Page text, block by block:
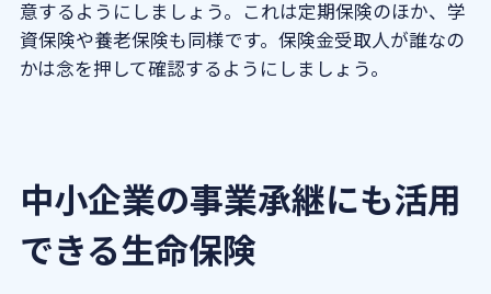
意するようにしましょう。これは定期保険のほか、学
資保険や養老保険も同様です。保険金受取人が誰なの
かは念を押して確認するようにしましょう。
中小企業の事業承継にも活用
できる生命保険